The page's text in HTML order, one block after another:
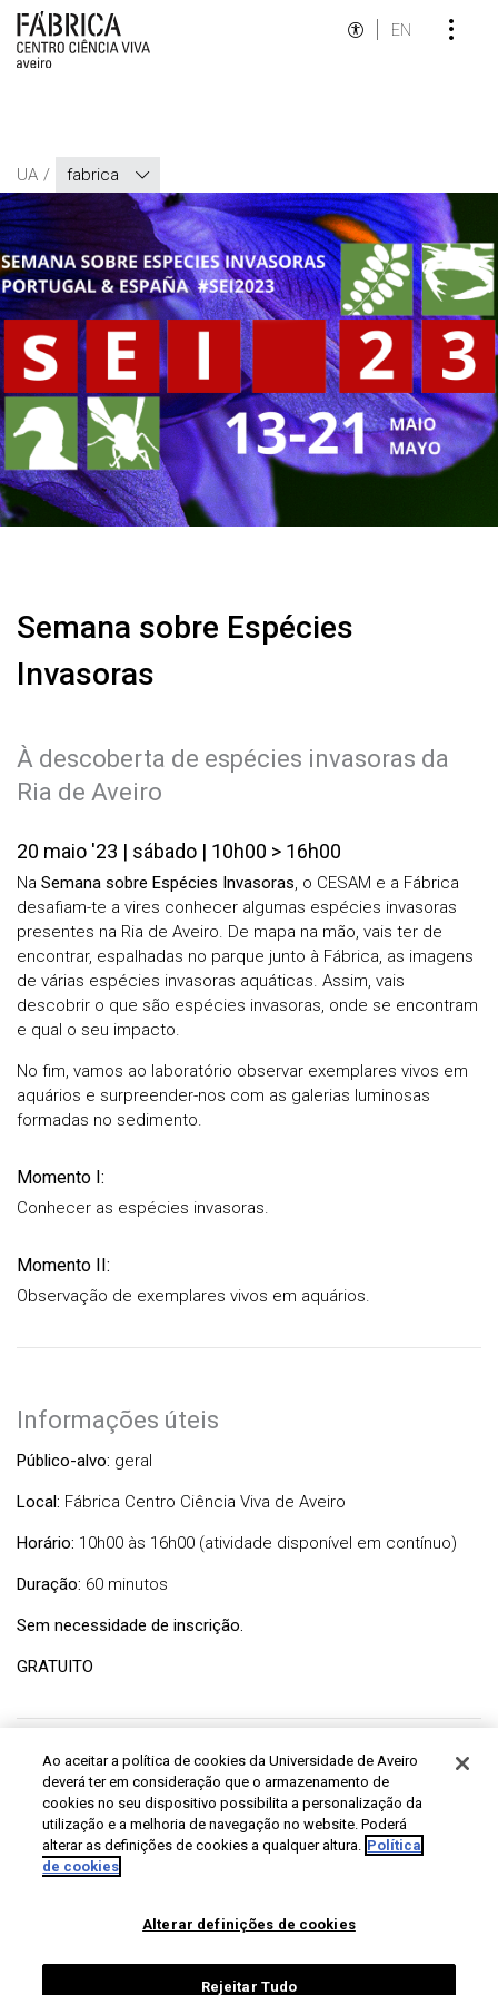
EN
UA fabrica
Semana sobre Espécies
Invasoras
À descoberta de espécies invasoras da
Ria de Aveiro
20 maio '23 | sábado | 10h00 > 16h00
Na Semana sobre Espécies Invasoras, o CESAM e a Fábrica
desafiam-te a vires conhecer algumas espécies invasoras
presentes na Ria de Aveiro. De mapa na mão, vais ter de
encontrar, espalhadas no parque junto à Fábrica, as imagens
de várias espécies invasoras aquáticas. Assim, vais
descobrir o que são espécies invasoras, onde se encontram
e qual o seu impacto.
No fim, vamos ao laboratório observar exemplares vivos em
aquários e surpreender-nos com as galerias luminosas
formadas no sedimento.
Momento I:
Conhecer as espécies invasoras.
Momento II:
Observação de exemplares vivos em aquários.
Informações úteis
Público-alvo: geral
Local: Fábrica Centro Ciência Viva de Aveiro
Horário: 10h00 às 16h00 (atividade disponível em contínuo)
Duração: 60 minutos
Sem necessidade de inscrição.
GRATUITO
Ao aceitar a política de cookies da Universidade de Aveiro
deverá ter em consideração que o armazenamento de
cookies no seu dispositivo possibilita a personalização da
utilização e a melhoria de navegação no website. Poderá
alterar as definições de cookies a qualquer altura. Política
de cookies
Alterar definições de cookies
Rejeitar Tudo